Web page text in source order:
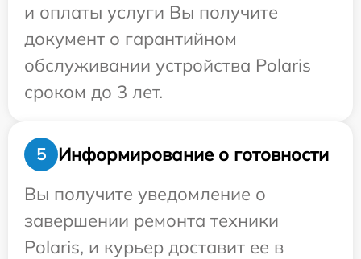
и оплаты услуги Вы получите
документ о гарантийном
обслуживании устройства Polaris
сроком до 3 лет.
5
Информирование о готовности
Вы получите уведомление о
завершении ремонта техники
Polaris, и курьер доставит ее в